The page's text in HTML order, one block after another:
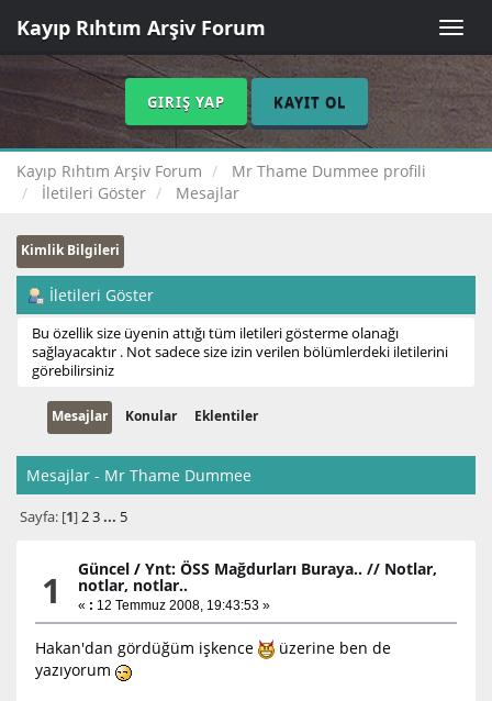
Toggle
Kayıp Rıhtım Arşiv Forum
GIRIŞ YAP KAYIT OL
Kayıp Rıhtım Arşiv Forum
Mr Thame Dummee profili
İletileri Göster
Mesajlar
Kimlik Bilgileri
İletileri Göster
Bu özellik size üyenin attığı tüm iletileri gösterme olanağı
sağlayacaktır . Not sadece size izin verilen bölümlerdeki iletilerini
görebilirsiniz
Mesajlar Konular Eklentiler
Mesajlar - Mr Thame Dummee
Sayfa: [1]2 3 ... 5
1 Güncel /Ynt: ÖSS Mağdurları Buraya.. // Notlar,
notlar, notlar..
« : 12 Temmuz 2008, 19:43:53 »
Hakan'dan gördüğüm işkence
üzerine ben de
yazıyorum